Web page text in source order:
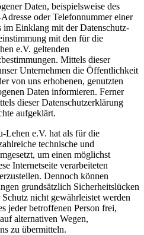
Daten, beispielsweise des
oder Telefonnummer einer
im Einklang mit der Datenschutz-
mit den für die
e.V. geltenden
Mittels dieser
Unternehmen die Öffentlichkeit
von uns erhobenen, genutzten
Daten informieren. Ferner
dieser Datenschutzerklärung
aufgeklärt.
Lehen e.V. hat als für die
technische und
um einen möglichst
Internetseite verarbeiteten
Dennoch können
grundsätzlich Sicherheitslücken
nicht gewährleistet werden
jeder betroffenen Person frei,
alternativen Wegen,
zu übermitteln.